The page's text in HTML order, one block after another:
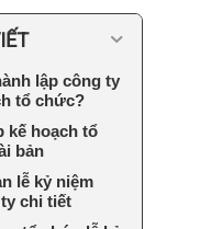
lập công ty
tổ chức?
kế hoạch tổ
bản
lễ kỷ niệm
chi tiết